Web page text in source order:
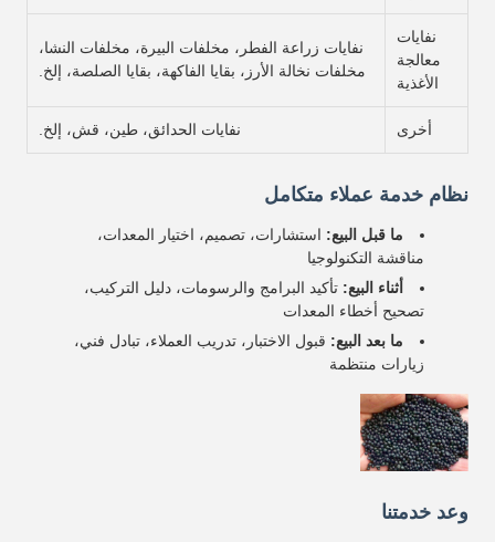
نفايات
معالجة
الأغذية
نفايات زراعة الفطر، مخلفات البيرة، مخلفات النشا،
مخلفات نخالة الأرز، بقايا الفاكهة، بقايا الصلصة، إلخ.
أخرى نفايات الحدائق، طين، قش، إلخ.
نظام خدمة عملاء متكامل
ما قبل البيع: استشارات، تصميم، اختيار المعدات،
مناقشة التكنولوجيا
أثناء البيع: تأكيد البرامج والرسومات، دليل التركيب،
تصحيح أخطاء المعدات
ما بعد البيع: قبول الاختبار، تدريب العملاء، تبادل فني،
زيارات منتظمة
وعد خدمتنا